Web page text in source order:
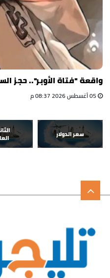
واقعة "فتاة الأوبر".. حجز
سعر الدولار